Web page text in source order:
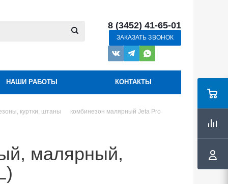
8 (3452) 41-65-01
ЗАКАЗАТЬ ЗВОНОК
НАШИ РАБОТЫ КОНТАКТЫ
куртки, штаны
комбинезон малярный Jeta Pro
малярный,